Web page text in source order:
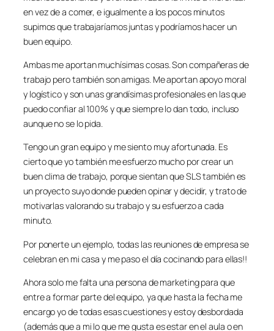
en vez de a comer, e igualmente a los pocos minutos
supimos que trabajaríamos juntas y podríamos hacer un
buen equipo.
Ambas me aportan muchísimas cosas. Son compañeras de
trabajo pero también son amigas. Me aportan apoyo moral
y logístico y son unas grandísimas profesionales en las que
puedo confiar al 100% y que siempre lo dan todo, incluso
aunque no se lo pida.
Tengo un gran equipo y me siento muy afortunada. Es
cierto que yo también me esfuerzo mucho por crear un
buen clima de trabajo, porque sientan que SLS también es
un proyecto suyo donde pueden opinar y decidir, y trato de
motivarlas valorando su trabajo y su esfuerzo a cada
minuto.
Por ponerte un ejemplo, todas las reuniones de empresa se
celebran en mi casa y me paso el día cocinando para ellas!!
Ahora solo me falta una persona de marketing para que
entre a formar parte del equipo, ya que hasta la fecha me
encargo yo de todas esas cuestiones y estoy desbordada
(además que a mi lo que me gusta es estar en el aula o en